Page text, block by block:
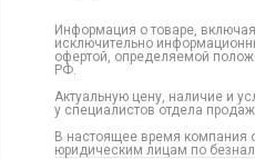
Информация о товаре,
исключительно
офертой, определяемой
РФ.
Актуальную цену, наличие и
у специалистов отдела
В настоящее время компания
юридическим лицам по